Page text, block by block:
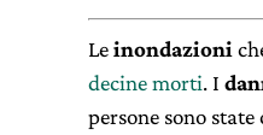
Leinondazioni
decine morti. I
persone sono